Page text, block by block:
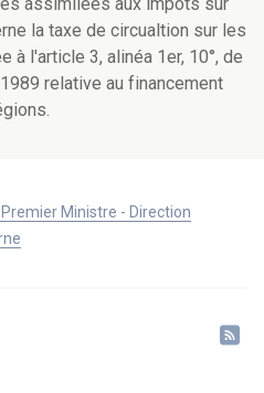
la taxe de circualtion sur les
à l'article 3, alinéa 1er, 10°, de
relative au financement
Ministre - Direction